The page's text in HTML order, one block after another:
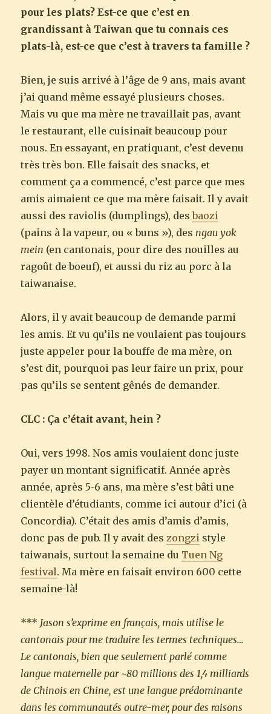
pour les plats? Est-ce que c’est en
grandissant à Taiwan que tu connais ces
plats-là, est-ce que c’est à travers ta famille ?
Bien, je suis arrivé à l’âge de 9 ans, mais avant
j’ai quand même essayé plusieurs choses.
Mais vu que ma mère ne travaillait pas, avant
le restaurant, elle cuisinait beaucoup pour
nous. En essayant, en pratiquant, c’est devenu
très très bon. Elle faisait des snacks, et
comment ça a commencé, c’est parce que mes
amis aimaient ce que ma mère faisait. Il y avait
aussi des raviolis (dumplings), desbaozi
(pains à la vapeur, ou « buns »), des ngau yok
mein (en cantonais, pour dire des nouilles au
ragoût de boeuf), et aussi du riz au porc à la
taiwanaise.
Alors, il y avait beaucoup de demande parmi
les amis. Et vu qu’ils ne voulaient pas toujours
juste appeler pour la bouffe de ma mère, on
s’est dit, pourquoi pas leur faire un prix, pour
pas qu’ils se sentent gênés de demander.
CLC : Ça c’était avant, hein ?
Oui, vers 1998. Nos amis voulaient donc juste
payer un montant significatif. Année après
année, après 5-6 ans, ma mère s’est bâti une
clientèle d’étudiants, comme ici autour d’ici (à
Concordia). C’était des amis d’amis d’amis,
donc pas de pub. Il y avait deszongzi style
taiwanais, surtout la semaine du Tuen Ng
festival. Ma mère en faisait environ 600 cette
semaine-là!
*** Jason s’exprime en français, mais utilise le
cantonais pour me traduire les termes techniques…
Le cantonais, bien que seulement parlé comme
langue maternelle par ~80 millions des 1,4 milliards
de Chinois en Chine, est une langue prédominante
dans les communautés outre-mer, pour des raisons